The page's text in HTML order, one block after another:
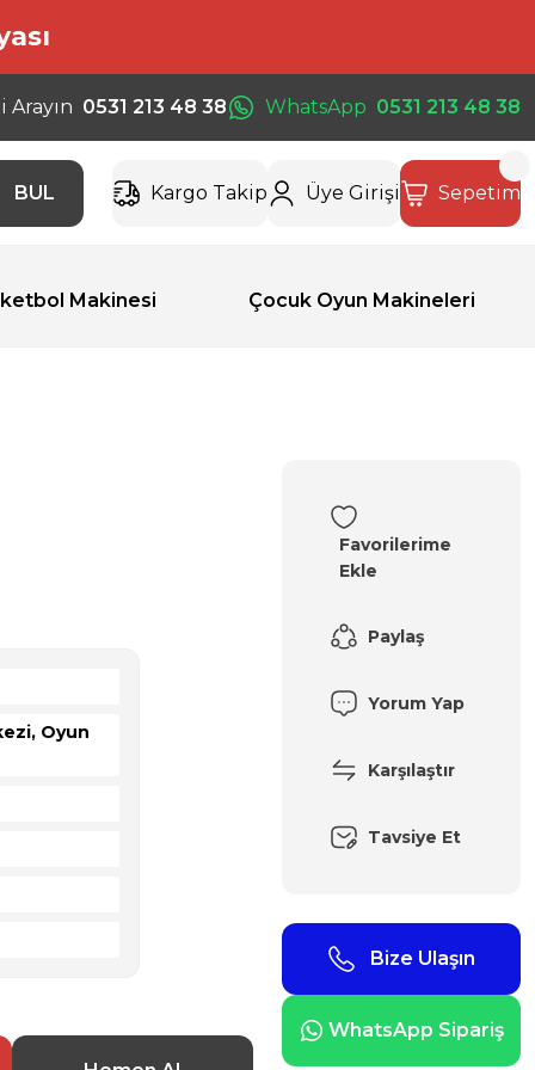
Arayın 0531 213 48 38 WhatsApp 0531 213 48 38
BUL Kargo Takip Üye Girişi Sepetim
Makinesi Çocuk Oyun Makineleri
Oyun
Paylaş
Yorum Yap
Karşılaştır
Tavsiye Et
Bize Ulaşın
WhatsApp Sipariş